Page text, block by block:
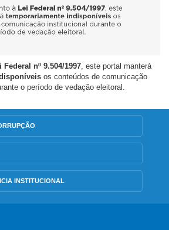
Federal nº 9.504/1997, este portal manterá
os conteúdos de comunicação
o período de vedação eleitoral.
INSTITUCIONAL